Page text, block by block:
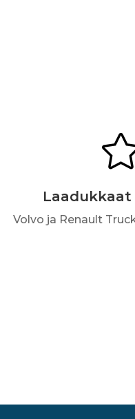
Volvo ja Renault